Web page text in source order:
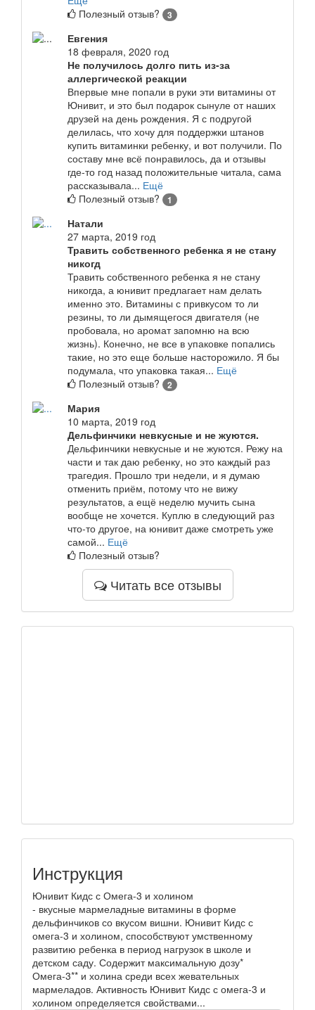
Полезный отзыв?
3
Евгения
18 февраля, 2020 год
Не получилось долго пить из-за
аллергической реакции
Впервые мне попали в руки эти витамины от
Юнивит, и это был подарок сынуле от наших
друзей на день рождения. Я с подругой
делилась, что хочу для поддержки штанов
купить витаминки ребенку, и вот получили. По
составу мне всё понравилось, да и отзывы
где-то год назад положительные читала, сама
рассказывала... Ещё
Полезный отзыв?
1
Натали
27 марта, 2019 год
Травить собственного ребенка я не стану
никогд
Травить собственного ребенка я не стану
никогда, а юнивит предлагает нам делать
именно это. Витамины с привкусом то ли
резины, то ли дымящегося двигателя (не
пробовала, но аромат запомню на всю
жизнь). Конечно, не все в упаковке попались
такие, но это еще больше насторожило. Я бы
подумала, что упаковка такая... Ещё
Полезный отзыв?
2
Мария
10 марта, 2019 год
Дельфинчики невкусные и не жуются.
Дельфинчики невкусные и не жуются. Режу на
части и так даю ребенку, но это каждый раз
трагедия. Прошло три недели, и я думаю
отменить приём, потому что не вижу
результатов, а ещё неделю мучить сына
вообще не хочется. Куплю в следующий раз
что-то другое, на юнивит даже смотреть уже
самой... Ещё
Полезный отзыв?
Читать все отзывы
Инструкция
Юнивит Кидс с Омега-3 и холином
- вкусные мармеладные витамины в форме
дельфинчиков со вкусом вишни. Юнивит Кидс с
омега-3 и холином, способствуют умственному
развитию ребенка в период нагрузок в школе и
детском саду. Содержит максимальную дозу*
Омега-3** и холина среди всех жевательных
мармеладов. Активность Юнивит Кидс с омега-3 и
холином определяется свойствами...